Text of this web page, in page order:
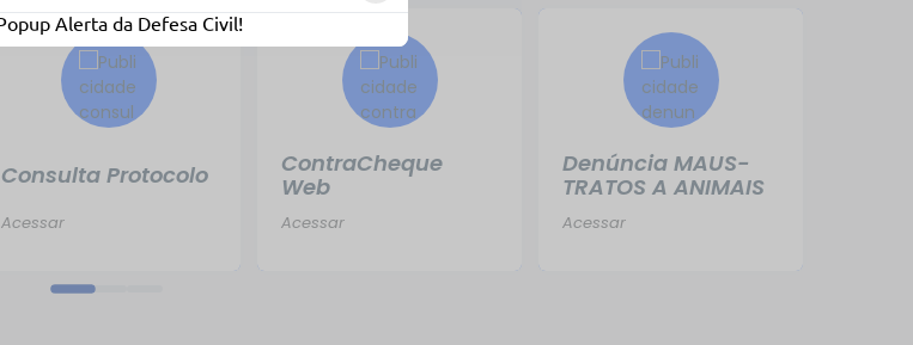
Consulta Protocolo
Acessar
ContraCheque
Web
Acessar
Denúncia MAUS-
TRATOS A ANIMAIS
Acessar